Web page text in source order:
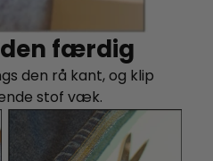
færdig
den rå kant, og klip
stof væk.